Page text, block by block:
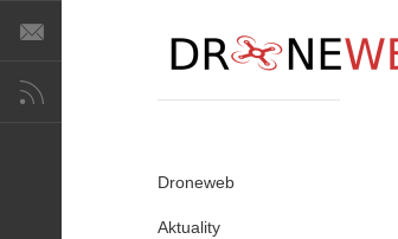
Droneweb
Aktuality